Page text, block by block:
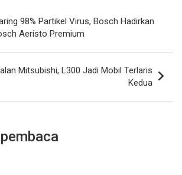
98% Partikel Virus, Bosch Hadirkan
Aeristo Premium
Mitsubishi, L300 Jadi Mobil Terlaris
Kedua